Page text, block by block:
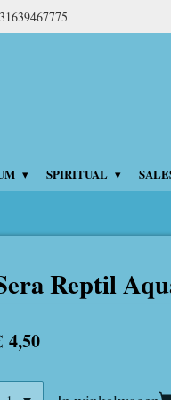
SPIRITUAL
Reptil
4,50